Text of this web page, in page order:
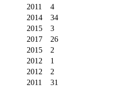
2011
4
2014
34
2015
3
2017
26
2015
2
2012
1
2012
2
2011
31